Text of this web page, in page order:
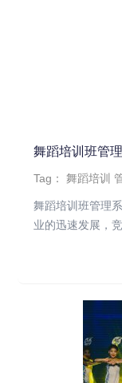
舞蹈培训班管
Tag：舞蹈培训
舞蹈培训班管理
业的迅速发展，